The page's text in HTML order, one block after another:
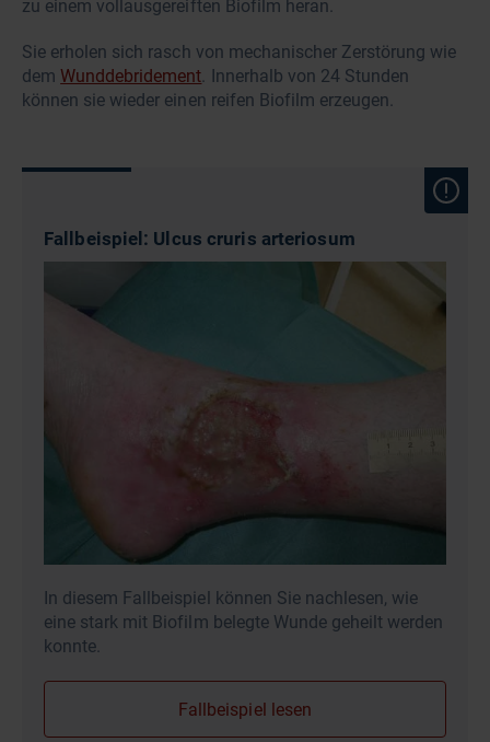
zu einem vollausgereiften Biofilm heran.
Sie erholen sich rasch von mechanischer Zerstörung wie
demWunddebridement. Innerhalb von 24 Stunden
können sie wieder einen reifen Biofilm erzeugen.
Fallbeispiel: Ulcus cruris arteriosum
In diesem Fallbeispiel können Sie nachlesen, wie
eine stark mit Biofilm belegte Wunde geheilt werden
konnte.
Fallbeispiel lesen